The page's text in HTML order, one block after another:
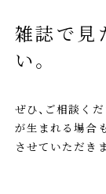
雑誌で見
い。
ぜひ、ご相談く
が生まれる場合
させていただき